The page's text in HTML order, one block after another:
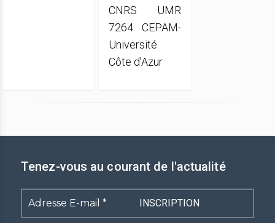
CNRS UMR
7264 CEPAM-
Université
Côte d’Azur
Tenez-vous au courant de l'actualité
Adresse
E-